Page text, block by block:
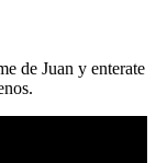
de Juan y enterate